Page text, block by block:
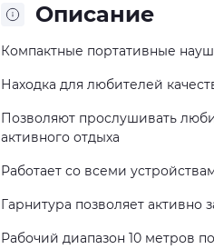
Описание
Компактные портативные
Находка для любителей
Позволяют прослушивать
активного отдыха
Работает со всеми
Гарнитура позволяет активно
Рабочий диапазон 10 метров